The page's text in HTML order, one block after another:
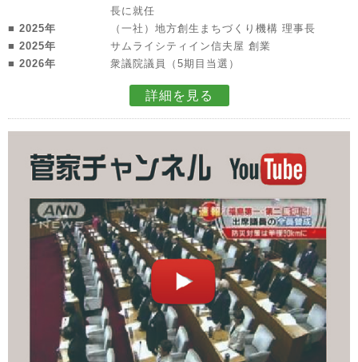
長に就任
■ 2025年
（一社）地方創生まちづくり機構 理事長
■ 2025年
サムライシティイン信夫屋 創業
■ 2026年
衆議院議員（5期目当選）
詳細を見る